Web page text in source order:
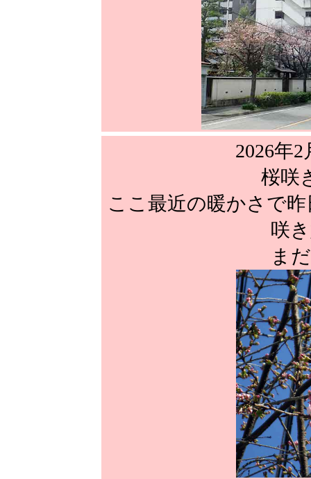
2026年2
桜咲
ここ最近の暖かさで
咲
ま